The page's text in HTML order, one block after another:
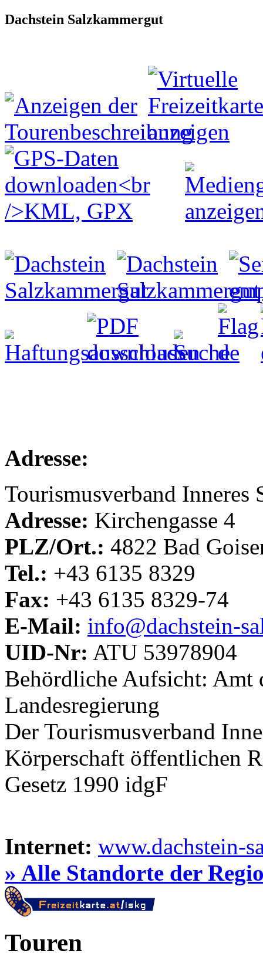
Dachstein Salzkammergut
Adresse:
Tourismusverband Inneres
Adresse: Kirchengasse 4
PLZ/Ort.: 4822 Bad
Tel.: +43 6135 8329
Fax: +43 6135 8329-74
E-Mail: info@dachstein-
UID-Nr: ATU 53978904
Behördliche Aufsicht: Amt
Landesregierung
Der Tourismusverband
Körperschaft öffentlichen
Gesetz 1990 idgF
Internet: www.dachstein-
» Alle Standorte der
Touren